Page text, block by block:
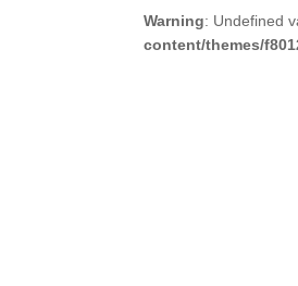
Warning: Undefined
content/themes/